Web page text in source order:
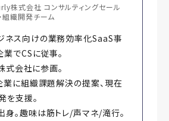
株式会社 コンサルティングセール
組織開発チーム
ネス向けの業務効率化SaaS事
でCSに従事。
式会社に参画。
に組織課題解決の提案、現在
を支援。
。趣味は筋トレ/声マネ/滝行。